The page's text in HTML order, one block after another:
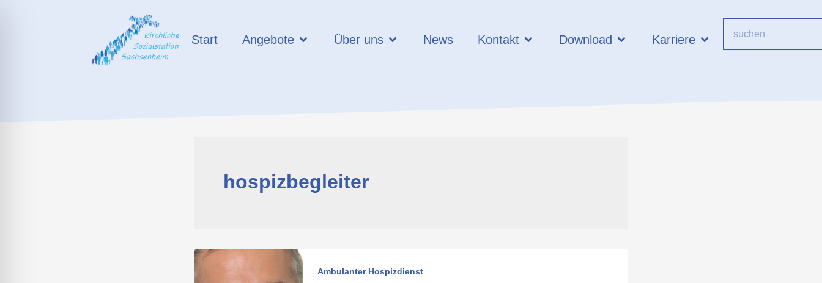
Start Angebote Öffne AngeboteÜber uns Öffne Über uns
News Kontakt Öffne KontaktDownload Öffne Download
Karriere Öffne Karriere
hospizbegleiter
Ambulanter Hospizdienst